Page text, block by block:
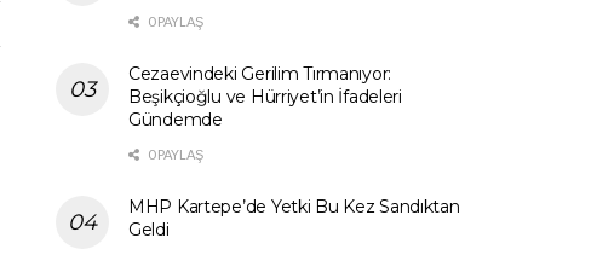
0 PAYLAŞ
Cezaevindeki Gerilim Tırmanıyor:
Beşikçioğlu ve Hürriyet’in İfadeleri
Gündemde
0 PAYLAŞ
MHP Kartepe’de Yetki Bu Kez Sandıktan
Geldi